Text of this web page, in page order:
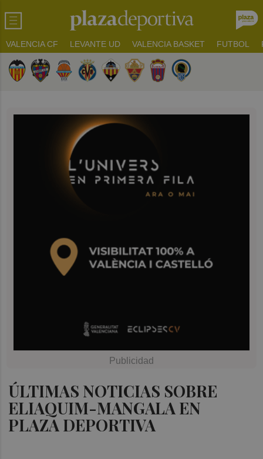
VALENCIA CF LEVANTE UD VALENCIA BASKET FUTBOL
ÚLTIMAS NOTICIAS SOBRE
ELIAQUIM-MANGALA EN
PLAZA DEPORTIVA